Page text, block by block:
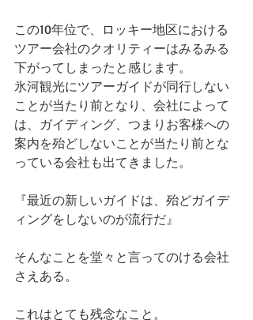
この10年位で、ロッキー地区における
ツアー会社のクオリティーはみるみる
下がってしまったと感じます。
氷河観光にツアーガイドが同行しない
ことが当たり前となり、会社によって
は、ガイディング、つまりお客様への
案内を殆どしないことが当たり前とな
っている会社も出てきました。
『最近の新しいガイドは、殆どガイデ
ィングをしないのが流行だ』
そんなことを堂々と言ってのける会社
さえある。
これはとても残念なこと。